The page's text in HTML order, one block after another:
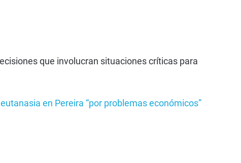
que involucran situaciones críticas para
en Pereira “por problemas económicos”